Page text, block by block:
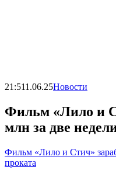
21:511.06.25Новости
Фильм «Лило и
млн за две
Фильм «Лило и Стич»
проката